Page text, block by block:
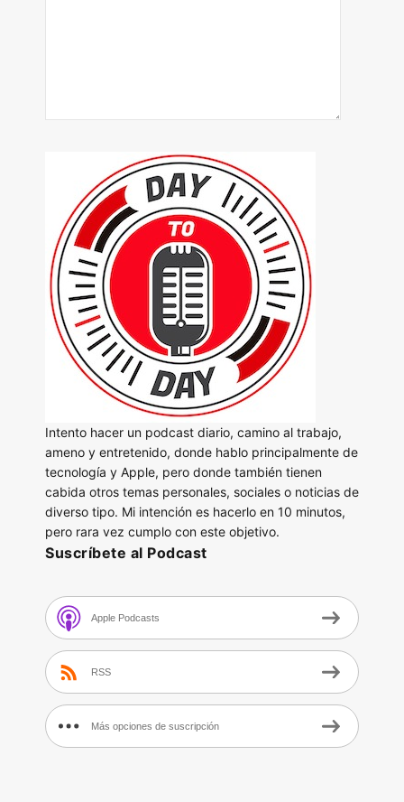
Intento hacer un podcast diario, camino al trabajo,
ameno y entretenido, donde hablo principalmente de
tecnología y Apple, pero donde también tienen
cabida otros temas personales, sociales o noticias de
diverso tipo. Mi intención es hacerlo en 10 minutos,
pero rara vez cumplo con este objetivo.
Suscríbete al Podcast
Apple Podcasts
RSS
Más opciones de suscripción